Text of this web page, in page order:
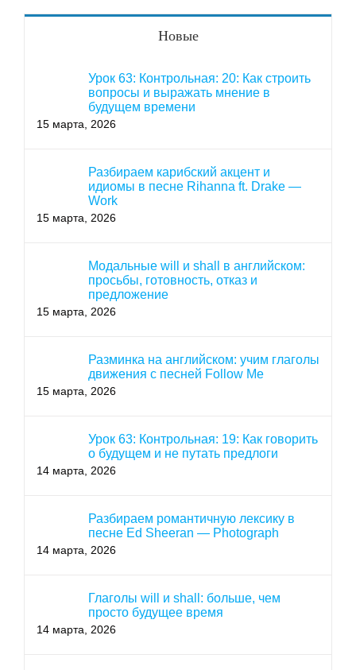
Новые
Урок 63: Контрольная: 20: Как строить
вопросы и выражать мнение в
будущем времени
15 марта, 2026
Разбираем карибский акцент и
идиомы в песне Rihanna ft. Drake —
Work
15 марта, 2026
Модальные will и shall в английском:
просьбы, готовность, отказ и
предложение
15 марта, 2026
Разминка на английском: учим глаголы
движения с песней Follow Me
15 марта, 2026
Урок 63: Контрольная: 19: Как говорить
о будущем и не путать предлоги
14 марта, 2026
Разбираем романтичную лексику в
песне Ed Sheeran — Photograph
14 марта, 2026
Глаголы will и shall: больше, чем
просто будущее время
14 марта, 2026